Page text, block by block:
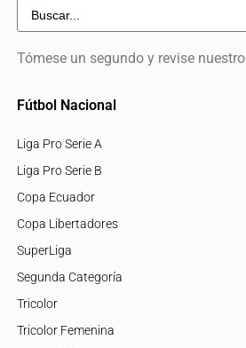
Tómese un segundo y revise nuestro
Fútbol Nacional
Liga Pro Serie A
Liga Pro Serie B
Copa Ecuador
Copa Libertadores
SuperLiga
Segunda Categoría
Tricolor
Tricolor Femenina